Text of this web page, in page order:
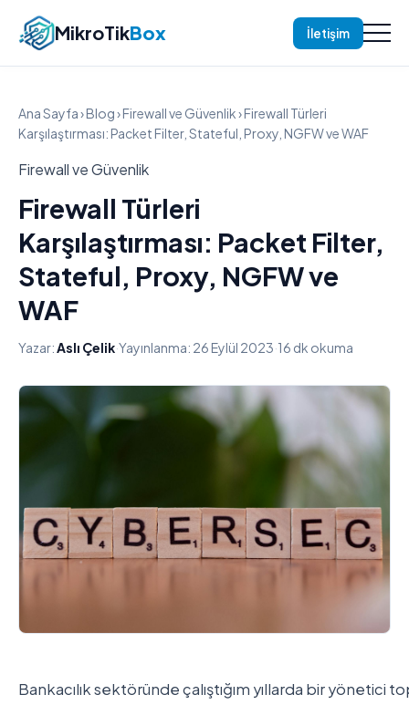
MikroTikBox İletişim
Ana Sayfa›Blog›Firewall ve Güvenlik› Firewall Türleri
Karşılaştırması: Packet Filter, Stateful, Proxy, NGFW ve WAF
Firewall ve Güvenlik
Firewall Türleri
Karşılaştırması: Packet Filter,
Stateful, Proxy, NGFW ve
WAF
Yazar:Aslı Çelik·Yayınlanma: 26 Eylül 2023·16 dk okuma
Bankacılık sektöründe çalıştığım yıllarda bir yönetici